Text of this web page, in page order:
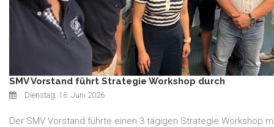
SMV Vorstand führt Strategie Workshop durch
Dienstag, 16. Juni 2026
Der SMV Vorstand führte einen 3 tägigen Strategie Workshop